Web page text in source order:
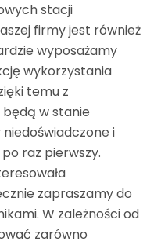
stacji
firmy jest również
wyposażamy
wykorzystania
temu z
w stanie
i
raz pierwszy.
zapraszamy do
W zależności od
zarówno